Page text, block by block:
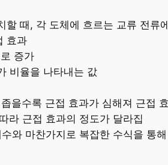
할 때, 각 도체에 흐르는 교류 전
효과
증가
비율을 나타내는 값
을수록 근접 효과가 심해져 근접
라 근접 효과의 정도가 달라집
와 마찬가지로 복잡한 수식을 통